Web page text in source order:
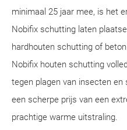
minimaal 25 jaar mee, is het
Nobifix schutting laten
hardhouten schutting of
Nobifix houten schutting
tegen plagen van insecten
een scherpe prijs van een
prachtige warme uitstraling.